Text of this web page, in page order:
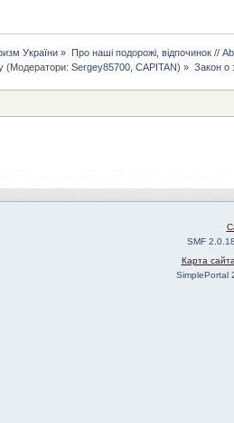
України » Про наші подорожі, відпочинок //
(Модератори:Sergey85700 ,CAPITAN) » Закон о
SMF
Карта
SimplePortal